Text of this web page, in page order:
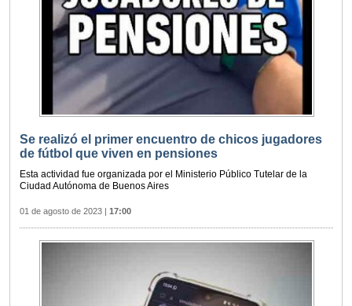
Se realizó el primer encuentro de chicos jugadores
de fútbol que viven en pensiones
Esta actividad fue organizada por el Ministerio Público Tutelar de la
Ciudad Autónoma de Buenos Aires
01 de agosto de 2023 | 17:00